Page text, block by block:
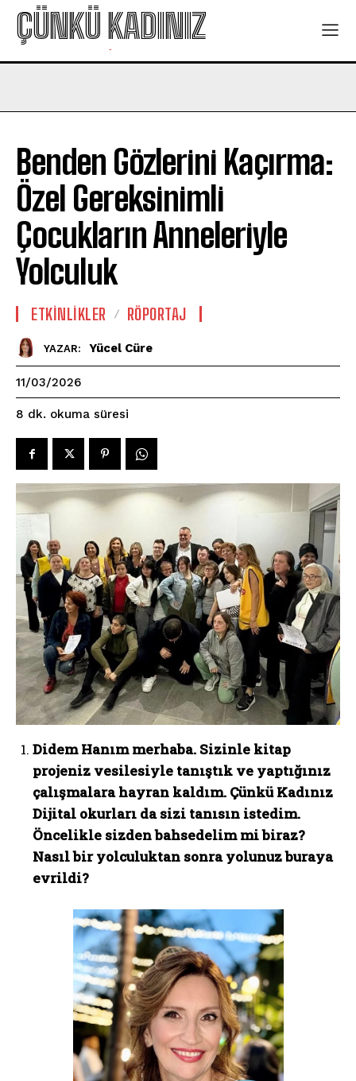
ÇÜNKÜ KADINIZ
-
Benden Gözlerini Kaçırma:
Özel Gereksinimli
Çocukların Anneleriyle
Yolculuk
ETKINLIKLER RÖPORTAJ
YAZAR: Yücel Cüre
11/03/2026
8 dk. okuma süresi
Didem Hanım merhaba. Sizinle kitap
projeniz vesilesiyle tanıştık ve yaptığınız
çalışmalara hayran kaldım. Çünkü Kadınız
Dijital okurları da sizi tanısın istedim.
Öncelikle sizden bahsedelim mi biraz?
Nasıl bir yolculuktan sonra yolunuz buraya
evrildi?